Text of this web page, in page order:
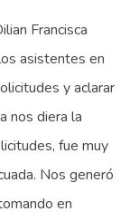
Francisca
asistentes en
y aclarar
nos diera la
fue muy
Nos generó
en